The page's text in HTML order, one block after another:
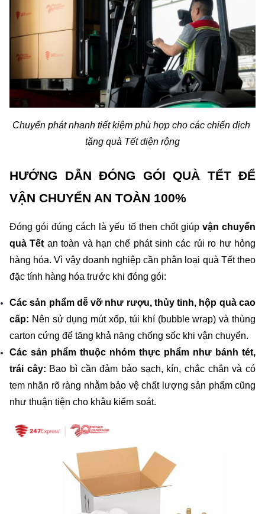
Chuyển phát nhanh tiết kiệm phù hợp cho các chiến dịch
tặng quà Tết diện rộng
HƯỚNG DẪN ĐÓNG GÓI QUÀ TẾT ĐỂ
VẬN CHUYỂN AN TOÀN 100%
Đóng gói đúng cách là yếu tố then chốt giúp vận chuyển
quà Tết an toàn và hạn chế phát sinh các rủi ro hư hỏng
hàng hóa. Vì vậy doanh nghiệp cần phân loại quà Tết theo
đặc tính hàng hóa trước khi đóng gói:
Các sản phẩm dễ vỡ như rượu, thủy tinh, hộp quà cao
cấp: Nên sử dụng mút xốp, túi khí (bubble wrap) và thùng
carton cứng để tăng khả năng chống sốc khi vận chuyển.
Các sản phẩm thuộc nhóm thực phẩm như bánh tét,
trái cây: Bao bì cần đảm bảo sạch, kín, chắc chắn và có
tem nhãn rõ ràng nhằm bảo vệ chất lượng sản phẩm cũng
như thuận tiện cho khâu kiểm soát.